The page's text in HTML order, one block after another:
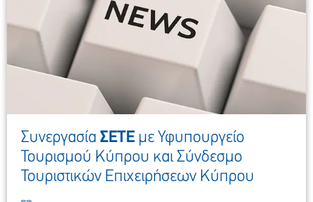
Συνεργασία ΣΕΤΕ με Υφυπουργείο
Τουρισμού Κύπρου και Σύνδεσμο
Τουριστικών Επιχειρήσεων Κύπρου